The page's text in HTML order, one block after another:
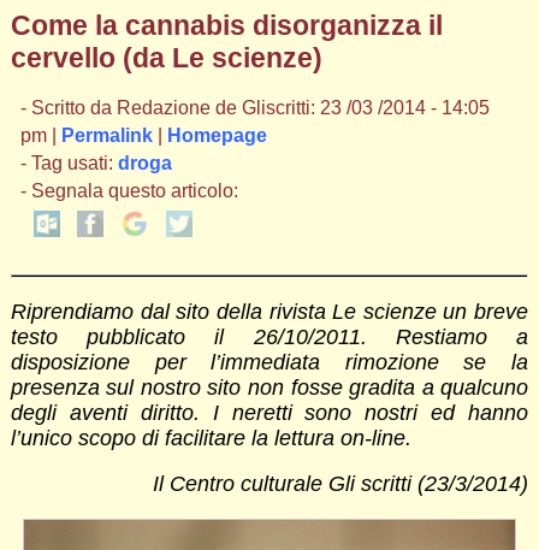
Come la cannabis disorganizza il
cervello (da Le scienze)
- Scritto da Redazione de Gliscritti: 23 /03 /2014 - 14:05
pm |
Permalink|
Homepage
- Tag usati: droga
- Segnala questo articolo:
Riprendiamo dal sito della rivista Le scienze un breve
testo pubblicato il 26/10/2011. Restiamo a
disposizione per l’immediata rimozione se la
presenza sul nostro sito non fosse gradita a qualcuno
degli aventi diritto. I neretti sono nostri ed hanno
l’unico scopo di facilitare la lettura on-line.
Il Centro culturale Gli scritti (23/3/2014)